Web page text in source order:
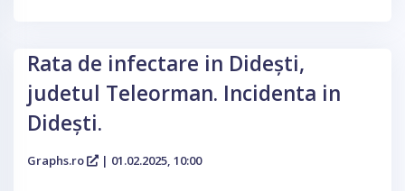
Rata de infectare in Didești,
judetul Teleorman. Incidenta in
Didești.
Graphs.ro | 01.02.2025, 10:00